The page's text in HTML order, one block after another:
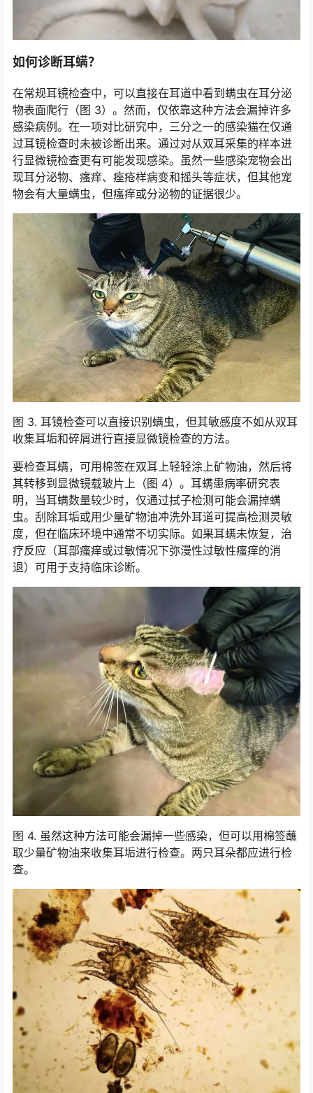
如何诊断耳螨？
在常规耳镜检查中，可以直接在耳道中看到螨虫在耳分泌
物表面爬行（图 3）。然而，仅依靠这种方法会漏掉许多
感染病例。在一项对比研究中，三分之一的感染猫在仅通
过耳镜检查时未被诊断出来。通过对从双耳采集的样本进
行显微镜检查更有可能发现感染。虽然一些感染宠物会出
现耳分泌物、瘙痒、痤疮样病变和摇头等症状，但其他宠
物会有大量螨虫，但瘙痒或分泌物的证据很少。
图 3. 耳镜检查可以直接识别螨虫，但其敏感度不如从双耳
收集耳垢和碎屑进行直接显微镜检查的方法。
要检查耳螨，可用棉签在双耳上轻轻涂上矿物油，然后将
其转移到显微镜载玻片上（图 4）。耳螨患病率研究表
明，当耳螨数量较少时，仅通过拭子检测可能会漏掉螨
虫。刮除耳垢或用少量矿物油冲洗外耳道可提高检测灵敏
度，但在临床环境中通常不切实际。如果耳螨未恢复，治
疗反应（耳部瘙痒或过敏情况下弥漫性过敏性瘙痒的消
退）可用于支持临床诊断。
图 4. 虽然这种方法可能会漏掉一些感染，但可以用棉签蘸
取少量矿物油来收集耳垢进行检查。两只耳朵都应进行检
查。